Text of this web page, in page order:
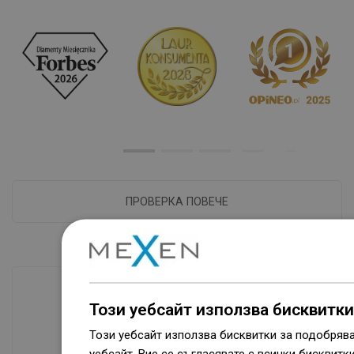
ПРОВЕРКА ПОВЕЧЕ
Нашите продукти ви чакат в модерен
Този уебсайт използва бисквитки
Този уебсайт използва бисквитки за